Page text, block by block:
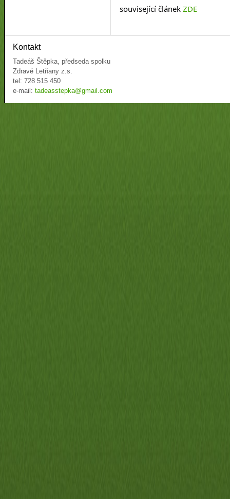
související článek ZDE
Kontakt
Tadeáš Štěpka, předseda spolku
Zdravé Letňany z.s.
tel: 728 515 450
e-mail: tadeasstepka@gmail.com